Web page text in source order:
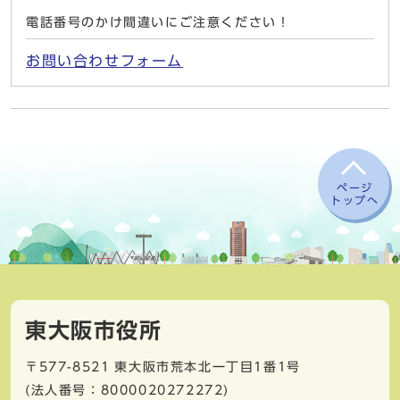
電話番号のかけ間違いにご注意ください！
お問い合わせフォーム
ページ
トップへ
東大阪市役所
〒577-8521
東大阪市荒本北一丁目1番1号
(法人番号：8000020272272)